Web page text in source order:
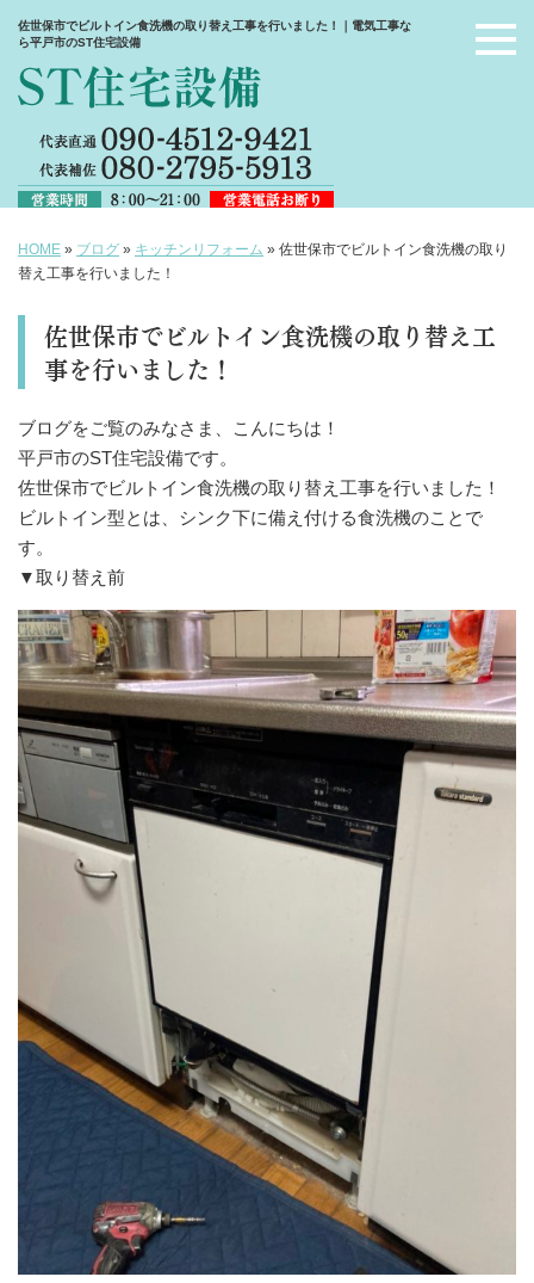
佐世保市でビルトイン食洗機の取り替え工事を行いました！｜電気工事な
ら平戸市のST住宅設備
HOME » ブログ » キッチンリフォーム » 佐世保市でビルトイン食洗機の取り
替え工事を行いました！
佐世保市でビルトイン食洗機の取り替え工
事を行いました！
ブログをご覧のみなさま、こんにちは！
平戸市のST住宅設備です。
佐世保市でビルトイン食洗機の取り替え工事を行いました！
ビルトイン型とは、シンク下に備え付ける食洗機のことで
す。
▼取り替え前